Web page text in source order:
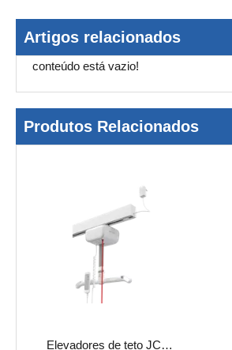
Artigos relacionados
conteúdo está vazio!
Produtos Relacionados
Elevadores de teto JC35LT2